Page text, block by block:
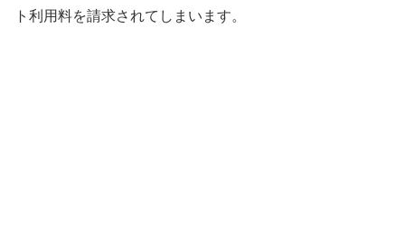
ト利用料を請求されてしまいます。